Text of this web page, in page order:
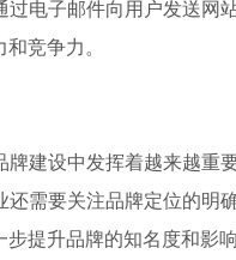
电子邮件向用户发送
竞争力。
建设中发挥着越来越
需要关注品牌定位的
提升品牌的知名度和影